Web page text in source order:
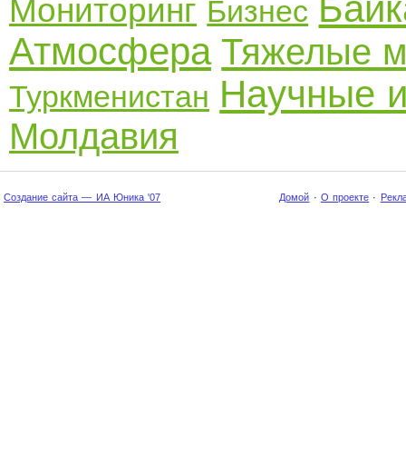
Мониторинг Бизнес
Атмосфера Тяжелые
Туркменистан Научные
Молдавия
Создание сайта — ИА Юника '07 Домой · О проекте ·